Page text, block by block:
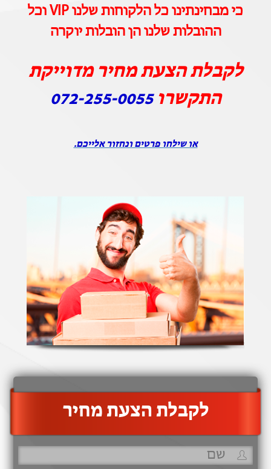
כי מבחינתינו כל הלקוחות שלנו VIP וכל
ההובלות שלנו הן הובלות יוקרה
לקבלת הצעת מחיר מדוייקת
התקשרו072-255-0055
או שילחו פרטים ונחזור אלייכם.
‫לקבלת הצעת מחיר